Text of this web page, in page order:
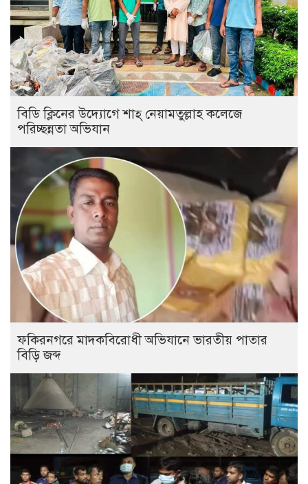
বিডি ক্লিনের উদ্যোগে শাহ্ নেয়ামতুল্লাহ কলেজে
পরিচ্ছন্নতা অভিযান
ফকিরনগরে মাদকবিরোধী অভিযানে ভারতীয় পাতার
বিড়ি জব্দ